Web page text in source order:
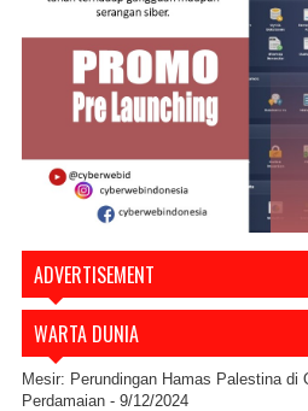
ADVERTISEMENT
WARTA DUNIA
Mesir: Perundingan Hamas Palestina di
Perdamaian - 9/12/2024